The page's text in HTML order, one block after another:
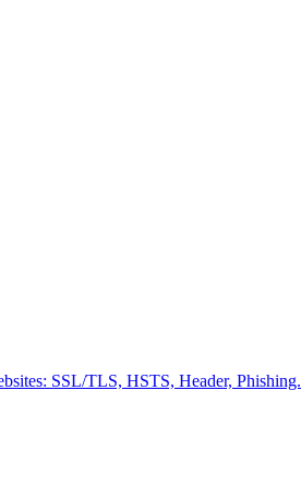
SSL/TLS, HSTS, Header, Phishing.